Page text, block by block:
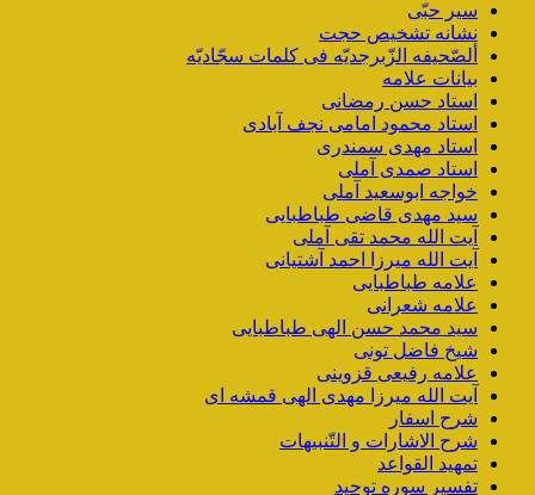
سیر حبّی
نشانه تشخیص حجت
ألصّحیفه الزّبرجدیّه فی کلمات سجّادیّه
بیانات علامه
استاد حسن رمضانی
استاد محمود امامی نجف آبادی
استاد مهدی سمندری
استاد صمدی آملی
خواجه ابوسعید آملی
سید مهدی قاضی طباطبایی
آیت الله محمد تقی آملی
آیت الله میرزا احمد آشتیانی
علامه طباطبایی
علامه شعرانی
سید محمد حسن الهی طباطبایی
شیخ فاضل تونی
علامه رفیعی قزوینی
آیت الله میرزا مهدی الهی قمشه ای
شرح اسفار
شرح الاشارات و التّنبیهات
تمهید القواعد
تفسیر سوره توحید